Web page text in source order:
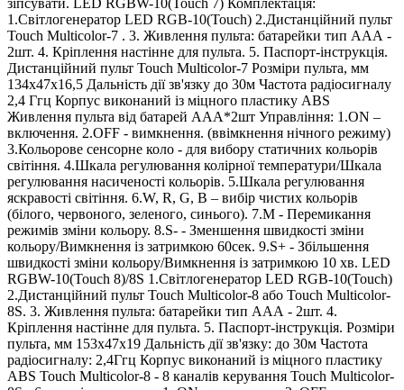
1.Світлогенератор LED RGB-10(Touch) 2.Дистанційний пульт
Touch Multicolor-7 . 3. Живлення пульта: батарейки тип ААА -
2шт. 4. Кріплення настінне для пульта. 5. Паспорт-інструкція.
Дистанційний пульт Touch Multicolor-7 Розміри пульта, мм
134х47х16,5 Дальність дії зв'язку до 30м Частота радіосигналу
2,4 Ггц Корпус виконаний із міцного пластику АВS
Живлення пульта від батарей ААА*2шт Управління: 1.ON –
включення. 2.OFF - вимкнення. (ввімкнення нічного режиму)
3.Кольорове сенсорне коло - для вибору статичних кольорів
світіння. 4.Шкала регулювання колірної температури/Шкала
регулювання насиченості кольорів. 5.Шкала регулювання
яскравості світіння. 6.W, R, G, B – вибір чистих кольорів
(білого, червоного, зеленого, синього). 7.М - Перемикання
режимів зміни кольору. 8.S- - Зменшення швидкості зміни
кольору/Вимкнення із затримкою 60сек. 9.S+ - Збільшення
швидкості зміни кольору/Вимкнення із затримкою 10 хв. LED
RGBW-10(Touch 8)/8S 1.Світлогенератор LED RGB-10(Touch)
2.Дистанційний пульт Touch Multicolor-8 або Touch Multicolor-
8S. 3. Живлення пульта: батарейки тип ААА - 2шт. 4.
Кріплення настінне для пульта. 5. Паспорт-інструкція. Розміри
пульта, мм 153х47х19 Дальність дії зв'язку: до 30м Частота
радіосигналу: 2,4Ггц Корпус виконаний із міцного пластику
АВS Touch Multicolor-8 - 8 каналів керування Touch Multicolor-